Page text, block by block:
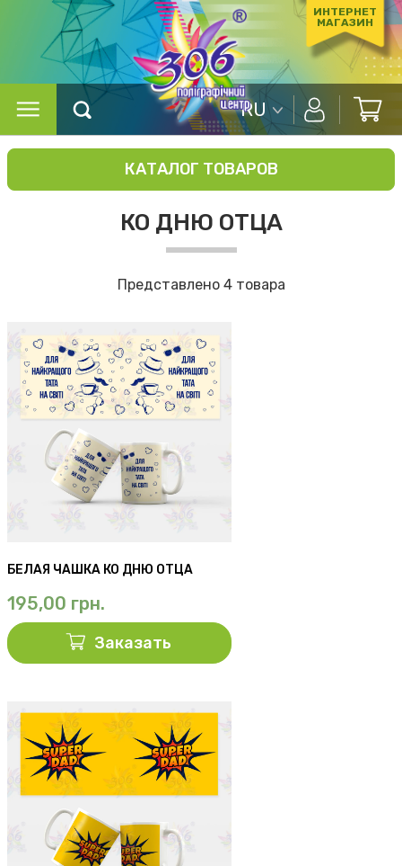
ИНТЕРНЕТ
МАГАЗИН
RU
КАТАЛОГ ТОВАРОВ
КО ДНЮ ОТЦА
Представлено 4 товара
БЕЛАЯ ЧАШКА КО ДНЮ ОТЦА
195,00 грн.
Заказать